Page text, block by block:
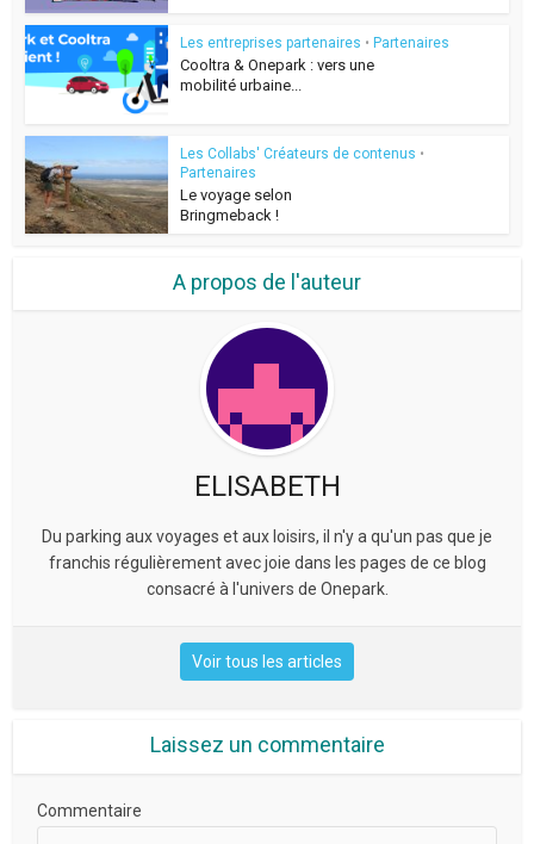
Les entreprises partenaires • Partenaires
Cooltra & Onepark : vers une
mobilité urbaine...
Les Collabs' Créateurs de contenus •
Partenaires
Le voyage selon
Bringmeback !
A propos de l'auteur
ELISABETH
Du parking aux voyages et aux loisirs, il n'y a qu'un pas que je
franchis régulièrement avec joie dans les pages de ce blog
consacré à l'univers de Onepark.
Voir tous les articles
Laissez un commentaire
Commentaire